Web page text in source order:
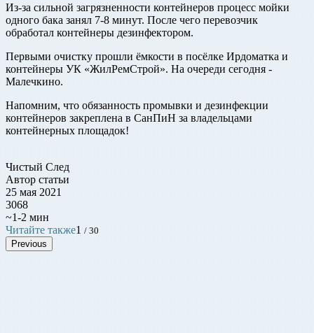
Из-за сильной загрязненности контейнеров процесс мойки
одного бака занял 7-8 минут. После чего перевозчик
обработал контейнеры дезинфектором.
Первыми очистку прошли ёмкости в посёлке Ирдоматка и
контейнеры УК «ЖилРемСтрой». На очереди сегодня -
Малечкино.
Напомним, что обязанность промывки и дезинфекции
контейнеров закреплена в СанПиН за владельцами
контейнерных площадок!
Чистый След
Автор статьи
25 мая 2021
3068
~1-2 мин
Читайте также1 / 30
Previous